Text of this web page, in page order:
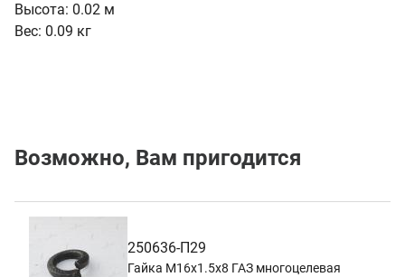
Высота: 0.02 м
Вес: 0.09 кг
Возможно, Вам пригодится
250636-П29
Гайка М16х1.5х8 ГАЗ многоцелевая